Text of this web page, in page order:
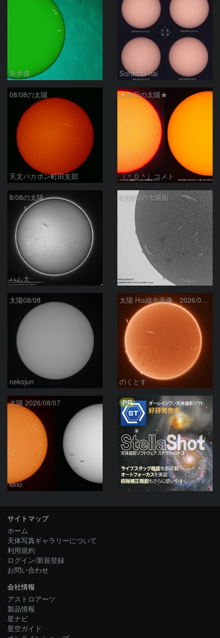
新井優 Sorachu-hai
08/08の太陽
天文バカボン町田支部
★本日の太陽★
（＾０＾）コメト
8/08の太陽
ハム太
8月8日の太陽面
ta-o
太陽08/08
nekojun
太陽 Hα線全面像 2026/08/08
のくとす
太陽 2026/08/07
kino
PR
サイトマップ
ホーム
天体写真ギャラリーについて
利用規約
ログイン/新規登録
お問い合わせ
会社情報
アストロアーツ
製品情報
星ナビ
星空ガイド